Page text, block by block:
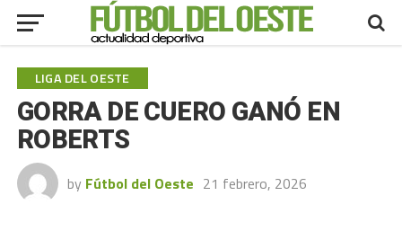
LIGA DEL OESTE
GORRA DE CUERO GANÓ EN
ROBERTS
by Fútbol del Oeste 21 febrero, 2026